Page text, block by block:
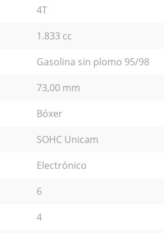
4T
1.833 cc
Gasolina sin plomo 95/98
73,00 mm
Bóxer
SOHC Unicam
Electrónico
6
4